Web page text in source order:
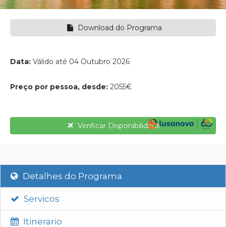
Download do Programa
Data: Válido até 04 Outubro 2026
Preço por pessoa, desde: 2055€
Verificar Disponibilidade
Detalhes do Programa
Servicos
Itinerario